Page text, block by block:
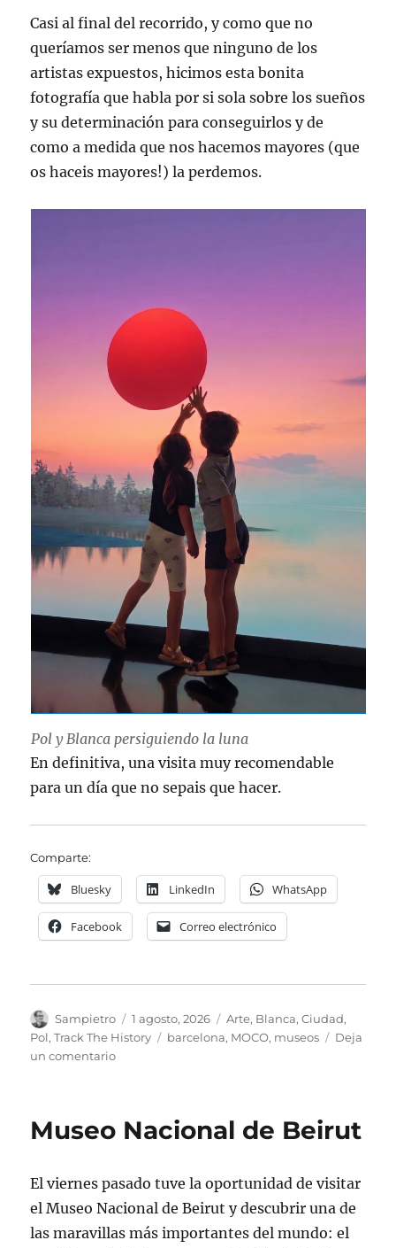
Casi al final del recorrido, y como que no
queríamos ser menos que ninguno de los
artistas expuestos, hicimos esta bonita
fotografía que habla por si sola sobre los sueños
y su determinación para conseguirlos y de
como a medida que nos hacemos mayores (que
os haceis mayores!) la perdemos.
Pol y Blanca persiguiendo la luna
En definitiva, una visita muy recomendable
para un día que no sepais que hacer.
Comparte:
Bluesky LinkedIn WhatsApp
Facebook Correo electrónico
Autor
Sampietro
Publicado
el
1 agosto, 2026 Categorías
Arte, Blanca,Ciudad,
Pol,Track The History Etiquetas
barcelona, MOCO, museos
Deja
un comentarioen
Barcelona
Museo Nacional de Beirut
El viernes pasado tuve la oportunidad de visitar
el Museo Nacional de Beirut y descubrir una de
las maravillas más importantes del mundo: el